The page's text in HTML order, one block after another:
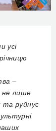
усі
–
не лише
та руйнує